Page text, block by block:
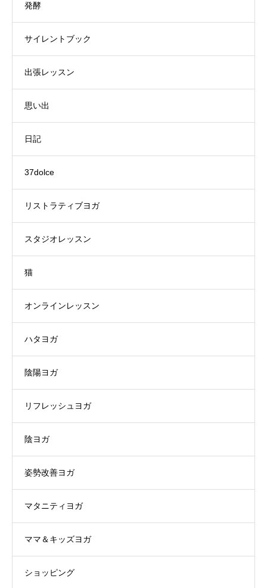
発酵
サイレントブック
出張レッスン
思い出
日記
37dolce
リストラティブヨガ
スタジオレッスン
猫
オンラインレッスン
ハタヨガ
陰陽ヨガ
リフレッシュヨガ
陰ヨガ
姿勢改善ヨガ
マタニティヨガ
ママ＆キッズヨガ
ショッピング